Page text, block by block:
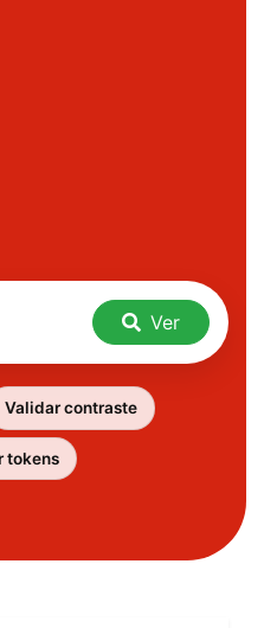
Ver
Validar contraste
tokens